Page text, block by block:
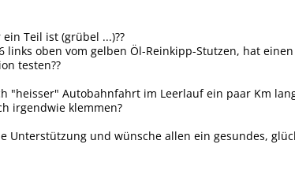
Teil ist (grübel ...)??
links oben vom gelben Öl-Reinkipp-Stutzen, hat
testen??
"heisser" Autobahnfahrt im Leerlauf ein paar Km
irgendwie klemmen?
Unterstützung und wünsche allen ein gesundes,